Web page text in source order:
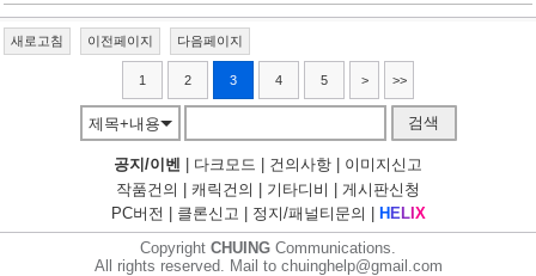
새로고침 이전페이지 다음페이지
1 2 3 4 5 > >>
제목+내용 검색
공지/이벤 다크모드 건의사항
이미지신고
작품건의
캐릭건의 기타디비
게시판신청
PC버전
클론신고 정지/패널티문의 H ELI X
Copyright CHUING Communications.
All rights reserved. Mail to chuinghelp@gmail.com